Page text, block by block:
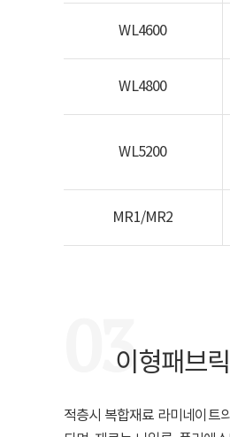
WL4600
WL4800
WL5200
MR1/MR2
03
이형패브
적층시 복합재료 라미네이트